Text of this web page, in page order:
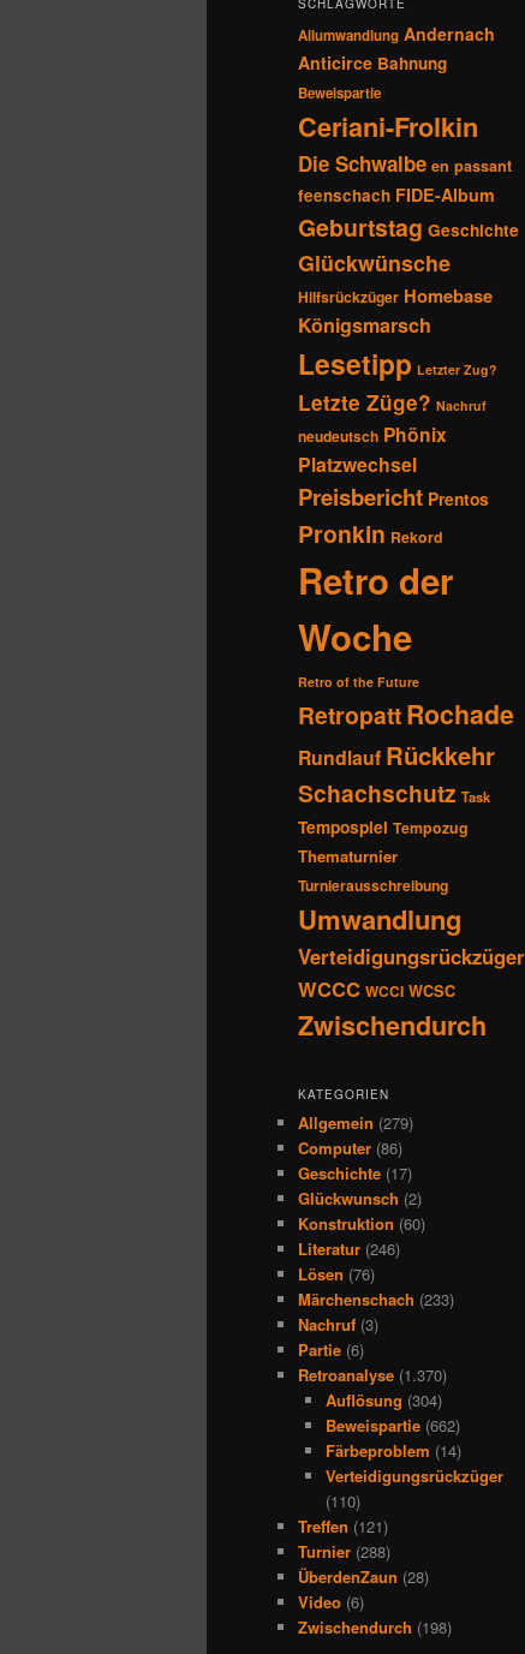
SCHLAGWORTE
Allumwandlung Andernach
Anticirce Bahnung
Beweispartie
Ceriani-Frolkin
Die Schwalbe en passant
feenschach FIDE-Album
Geburtstag Geschichte
Glückwünsche
Hilfsrückzüger Homebase
Königsmarsch
Lesetipp Letzter Zug?
Letzte Züge? Nachruf
neudeutsch Phönix
Platzwechsel
Preisbericht Prentos
Pronkin Rekord
Retro der
Woche
Retro of the Future
RetropattRochade
Rundlauf Rückkehr
Schachschutz Task
Tempospiel Tempozug
Thematurnier
Turnierausschreibung
Umwandlung
Verteidigungsrückzüger
WCCC WCCI WCSC
Zwischendurch
KATEGORIEN
Allgemein (279)
Computer (86)
Geschichte (17)
Glückwunsch (2)
Konstruktion (60)
Literatur (246)
Lösen (76)
Märchenschach (233)
Nachruf (3)
Partie (6)
Retroanalyse (1.370)
Auflösung (304)
Beweispartie(662)
Färbeproblem (14)
Verteidigungsrückzüger
(110)
Treffen (121)
Turnier (288)
ÜberdenZaun (28)
Video (6)
Zwischendurch (198)